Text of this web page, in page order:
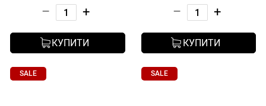
– +
КУПИТИ
– +
КУПИТИ
SALE SALE